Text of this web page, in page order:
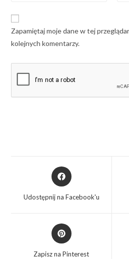
Zapamiętaj moje dane w tej
kolejnych komentarzy.
Udostępnij na Facebook'u
Zapisz na Pinterest